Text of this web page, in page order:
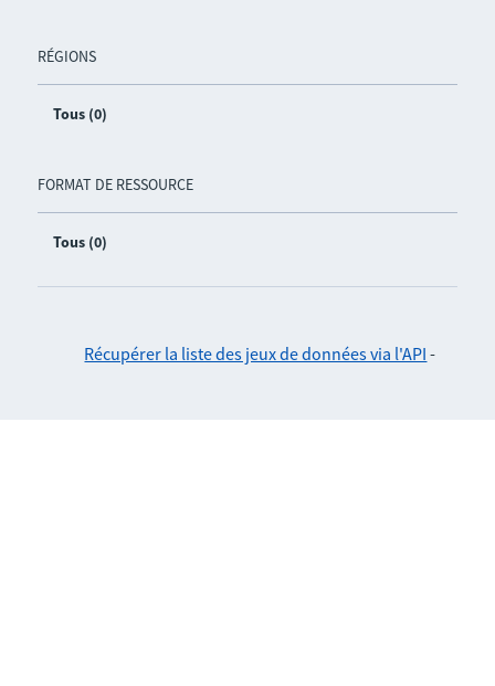
RÉGIONS
Tous (0)
FORMAT DE RESSOURCE
Tous (0)
Récupérer la liste des jeux de données via l'API -